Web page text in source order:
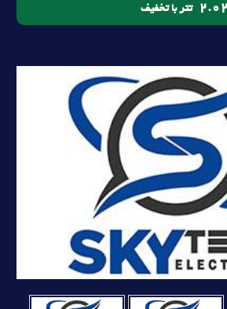
تتر با تخفیف